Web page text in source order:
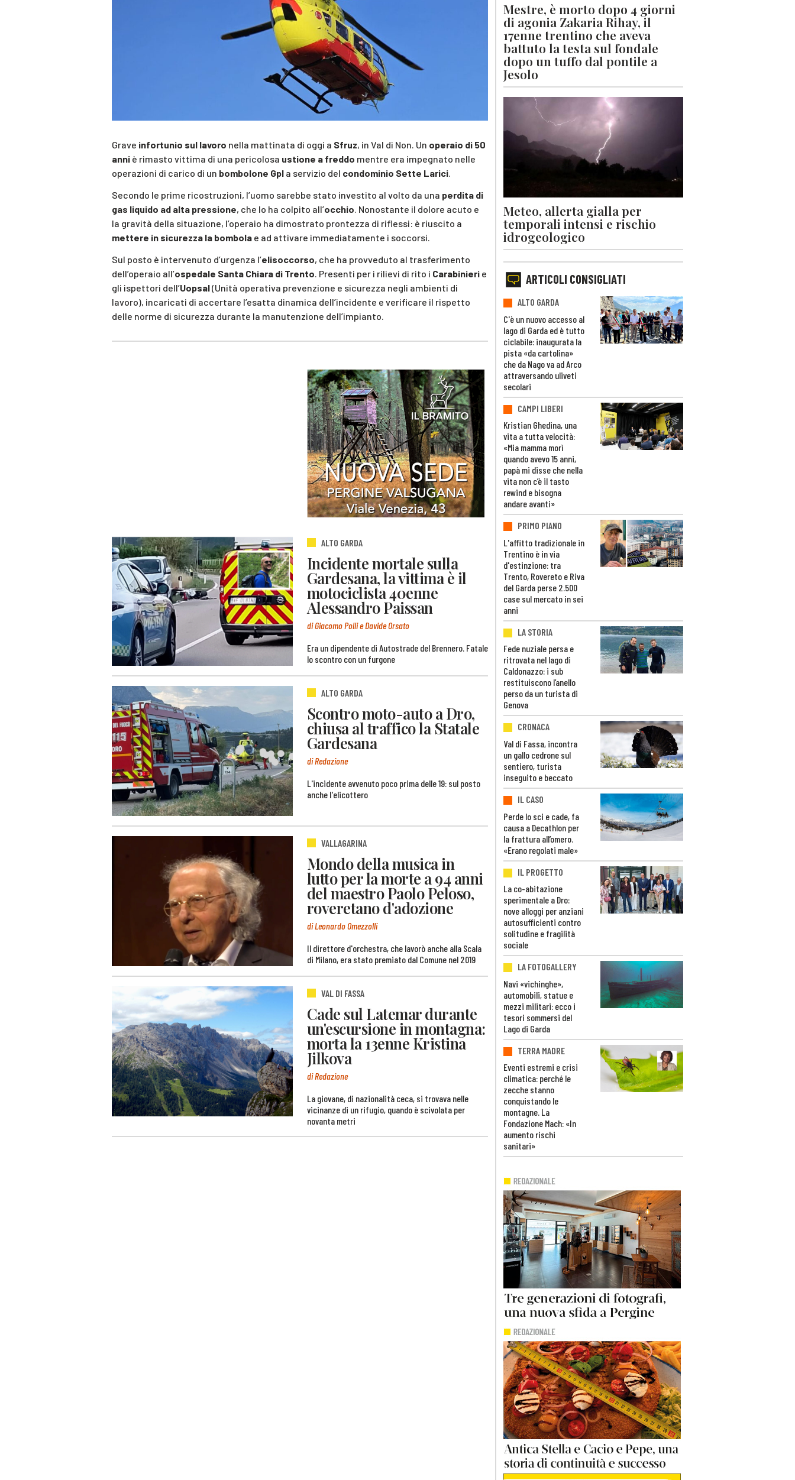
Grave infortunio sul lavoro nella mattinata di oggi a Sfruz, in Val di Non. Un operaio di 50
anni è rimasto vittima di una pericolosa ustione a freddo mentre era impegnato nelle
operazioni di carico di un bombolone Gpl a servizio del condominio Sette Larici.
Secondo le prime ricostruzioni, l’uomo sarebbe stato investito al volto da una perdita di
gas liquido ad alta pressione, che lo ha colpito all’occhio. Nonostante il dolore acuto e
la gravità della situazione, l’operaio ha dimostrato prontezza di riflessi: è riuscito a
mettere in sicurezza la bombola e ad attivare immediatamente i soccorsi.
Sul posto è intervenuto d’urgenza l’elisoccorso, che ha provveduto al trasferimento
dell’operaio all’ospedale Santa Chiara di Trento . Presenti per i rilievi di rito i Carabinieri e
gli ispettori dell’Uopsal(Unità operativa prevenzione e sicurezza negli ambienti di
lavoro), incaricati di accertare l’esatta dinamica dell’incidente e verificare il rispetto
delle norme di sicurezza durante la manutenzione dell’impianto.
ALTO GARDA
Incidente mortale sulla
Gardesana, la vittima è il
motociclista 40enne
Alessandro Paissan
di Giacomo Polli e Davide Orsato
Era un dipendente di Autostrade del Brennero. Fatale
lo scontro con un furgone
ALTO GARDA
Scontro moto-auto a Dro,
chiusa al traffico la Statale
Gardesana
di Redazione
L'incidente avvenuto poco prima delle 19: sul posto
anche l'elicottero
VALLAGARINA
Mondo della musica in
lutto per la morte a 94 anni
del maestro Paolo Peloso,
roveretano d'adozione
di Leonardo Omezzolli
Il direttore d'orchestra, che lavorò anche alla Scala
di Milano, era stato premiato dal Comune nel 2019
VAL DI FASSA
Cade sul Latemar durante
un'escursione in montagna:
morta la 13enne Kristina
Jilkova
di Redazione
La giovane, di nazionalità ceca, si trovava nelle
vicinanze di un rifugio, quando è scivolata per
novanta metri
Mestre, è morto dopo 4 giorni
di agonia Zakaria Rihay, il
17enne trentino che aveva
battuto la testa sul fondale
dopo un tuffo dal pontile a
Jesolo
Meteo, allerta gialla per
temporali intensi e rischio
idrogeologico
ARTICOLI CONSIGLIATI
ALTO GARDA
C'è un nuovo accesso al
lago di Garda ed è tutto
ciclabile: inaugurata la
pista «da cartolina»
che da Nago va ad Arco
attraversando uliveti
secolari
CAMPI LIBERI
Kristian Ghedina, una
vita a tutta velocità:
«Mia mamma morì
quando avevo 15 anni,
papà mi disse che nella
vita non c’è il tasto
rewind e bisogna
andare avanti»
PRIMO PIANO
L'affitto tradizionale in
Trentino è in via
d'estinzione: tra
Trento, Rovereto e Riva
del Garda perse 2.500
case sul mercato in sei
anni
LA STORIA
Fede nuziale persa e
ritrovata nel lago di
Caldonazzo: i sub
restituiscono l’anello
perso da un turista di
Genova
CRONACA
Val di Fassa, incontra
un gallo cedrone sul
sentiero, turista
inseguito e beccato
IL CASO
Perde lo sci e cade, fa
causa a Decathlon per
la frattura all’omero.
«Erano regolati male»
IL PROGETTO
La co-abitazione
sperimentale a Dro:
nove alloggi per anziani
autosufficienti contro
solitudine e fragilità
sociale
LA FOTOGALLERY
Navi «vichinghe»,
automobili, statue e
mezzi militari: ecco i
tesori sommersi del
Lago di Garda
TERRA MADRE
Eventi estremi e crisi
climatica: perché le
zecche stanno
conquistando le
montagne. La
Fondazione Mach: «In
aumento rischi
sanitari»